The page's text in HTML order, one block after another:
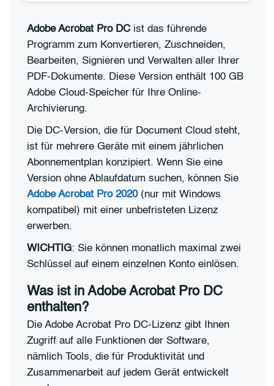
Adobe Acrobat Pro DCist das führende
Programm zum Konvertieren, Zuschneiden,
Bearbeiten, Signieren und Verwalten aller Ihrer
PDF-Dokumente. Diese Version enthält 100 GB
Adobe Cloud-Speicher für Ihre Online-
Archivierung.
Die DC-Version, die für Document Cloud steht,
ist für mehrere Geräte mit einem jährlichen
Abonnementplan konzipiert. Wenn Sie eine
Version ohne Ablaufdatum suchen, können Sie
Adobe Acrobat Pro 2020(nur mit Windows
kompatibel) mit einer unbefristeten Lizenz
erwerben.
WICHTIG: Sie können monatlich maximal zwei
Schlüssel auf einem einzelnen Konto einlösen.
Was ist in Adobe Acrobat Pro DC
enthalten?
Die Adobe Acrobat Pro DC-Lizenz gibt Ihnen
Zugriff auf alle Funktionen der Software,
nämlich Tools, die für Produktivität und
Zusammenarbeit auf jedem Gerät entwickelt